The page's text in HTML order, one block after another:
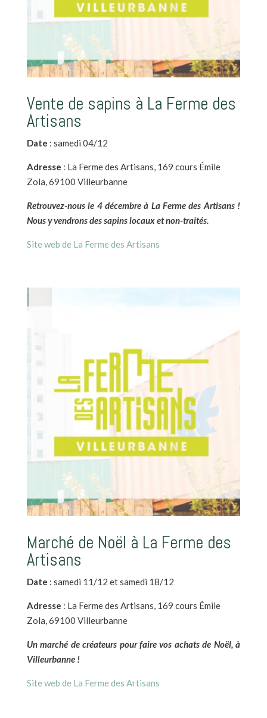
Vente de sapins à La Ferme des
Artisans
Date : samedi 04/12
Adresse : La Ferme des Artisans, 169 cours Émile
Zola, 69100 Villeurbanne
Retrouvez-nous le 4 décembre à La Ferme des Artisans !
Nous y vendrons des sapins locaux et non-traités.
Site web de La Ferme des Artisans
Marché de Noël à La Ferme des
Artisans
Date : samedi 11/12 et samedi 18/12
Adresse : La Ferme des Artisans, 169 cours Émile
Zola, 69100 Villeurbanne
Un marché de créateurs pour faire vos achats de Noël, à
Villeurbanne !
Site web de La Ferme des Artisans